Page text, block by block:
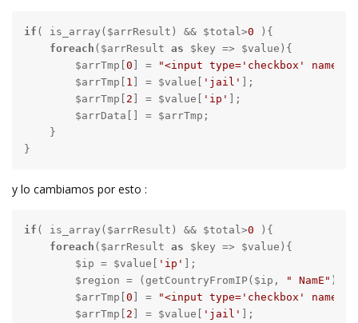
if ( is_array($arrResult) && $total>0 ){
foreach ($arrResult as $key => $value){
        $arrTmp[
0 ] = "<input type='checkbox' name='"
        $arrTmp[
1 ] = $value[ 'jail'
];
        $arrTmp[
2 ] = $value[ 'ip'
];
        $arrData[] = $arrTmp;
    }
}
y lo cambiamos por esto :
if ( is_array($arrResult) && $total>0 ){
foreach ($arrResult as $key => $value){
        $ip = $value[
'ip'
];
        $region = (getCountryFromIP($ip,
" NamE" ));
        $arrTmp[
0 ] = "<input type='checkbox' name='"
        $arrTmp[
2 ] = $value[ 'jail'
];